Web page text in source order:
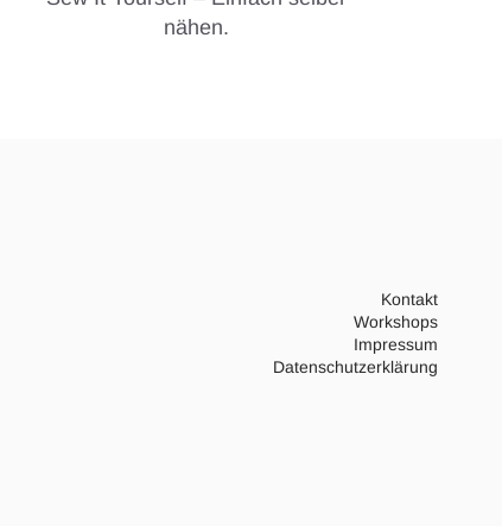
nähen.
Kontakt
Workshops
Impressum
Datenschutzerklärung